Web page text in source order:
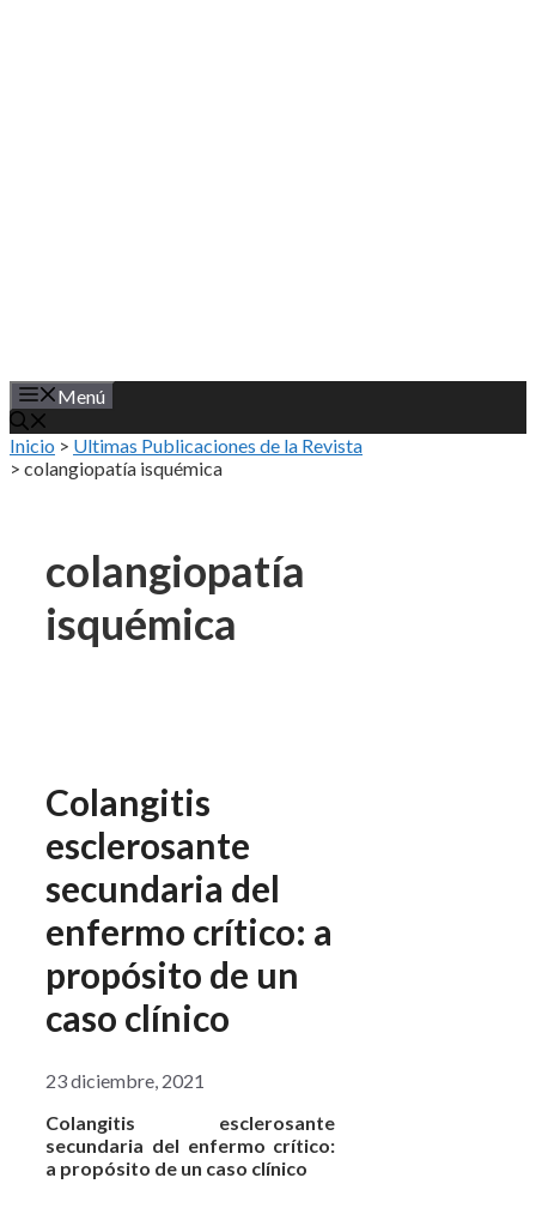
Menú
Inicio > Ultimas Publicaciones de la Revista
> colangiopatía isquémica
colangiopatía
isquémica
Colangitis
esclerosante
secundaria del
enfermo crítico: a
propósito de un
caso clínico
23 diciembre, 2021
Colangitis esclerosante
secundaria del enfermo crítico:
a propósito de un caso clínico